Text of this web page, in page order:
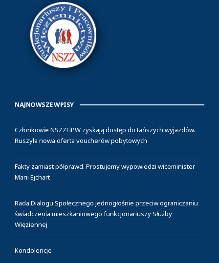
NAJNOWSZE WPISY
Członkowie NSZZFiPW zyskają dostęp do tańszych wyjazdów.
Ruszyła nowa oferta voucherów pobytowych
Fakty zamiast półprawd. Prostujemy wypowiedzi wiceminister
Marii Ejchart
Rada Dialogu Społecznego jednogłośnie przeciw ograniczaniu
świadczenia mieszkaniowego funkcjonariuszy Służby
Więziennej
Kondolencje